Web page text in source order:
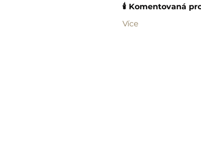
🕯️ Komentovaná
Více